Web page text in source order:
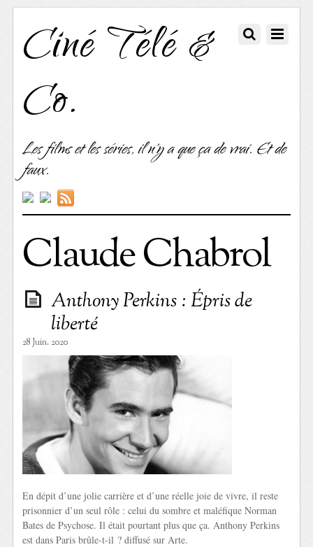
Ciné Télé &
Co.
Les films et les séries, il n'y a que ça de vrai. Et de
faux.
Claude Chabrol
Anthony Perkins : Épris de
liberté
28 Juin. 2020
En dépit d’une jolie carrière et d’une réelle joie de vivre, il reste
prisonnier d’un seul rôle : celui du sombre et maléfique Norman
Bates de Psychose. Il était pourtant plus que ça. Anthony Perkins
est dans Paris brûle-t-il ? diffusé sur Arte.